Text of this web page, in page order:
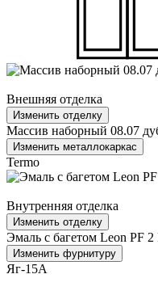
Внешняя отделка
Изменить отделку
Массив наборный 08.07
Изменить металлокаркас
Termo
Внутренняя отделка
Изменить отделку
Эмаль с багетом Leon PF 2
Изменить фурнитуру
Яг-15А